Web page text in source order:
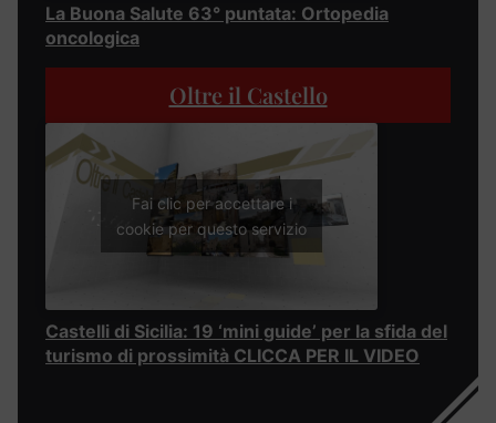
La Buona Salute 63° puntata: Ortopedia
oncologica
Oltre il Castello
Fai clic per accettare i
cookie per questo servizio
Castelli di Sicilia: 19 ‘mini guide’ per la sfida del
turismo di prossimità CLICCA PER IL VIDEO